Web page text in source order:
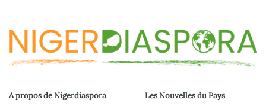
A propos de Nigerdiaspora Les Nouvelles du Pays